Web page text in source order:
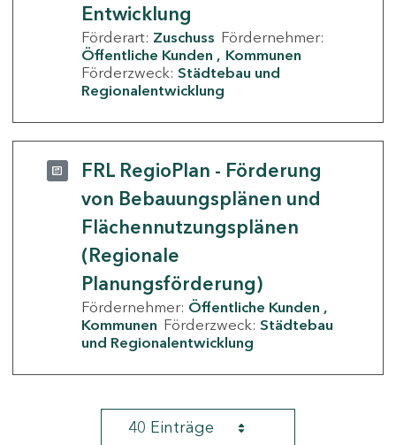
Entwicklung
Förderart: Zuschuss Fördernehmer:
Öffentliche Kunden
Kommunen
Förderzweck: Städtebau und
Regionalentwicklung
FRL RegioPlan - Förderung
von Bebauungsplänen und
Flächennutzungsplänen
(Regionale
Planungsförderung)
Fördernehmer: Öffentliche Kunden
Kommunen Förderzweck: Städtebau
und Regionalentwicklung
40 Einträge